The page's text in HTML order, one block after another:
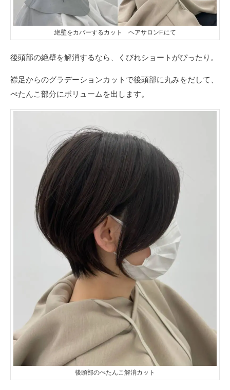
絶壁をカバーするカット ヘアサロンF.にて
後頭部の絶壁を解消するなら、くびれショートがぴったり。
襟足からのグラデーションカットで後頭部に丸みをだして、
ぺたんこ部分にボリュームを出します。
後頭部のぺたんこ解消カット